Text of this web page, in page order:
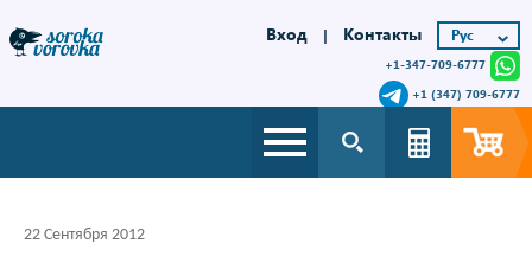
Вход | Контакты
+1-347-709-6777
+1 (347) 709-6777
22 Сентября 2012